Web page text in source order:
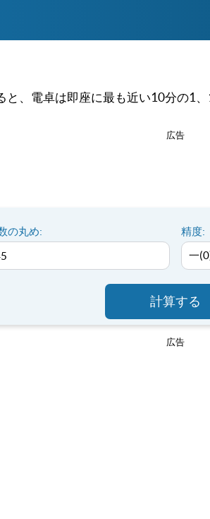
と、電卓は即座に最も近い10分の1
広告
の丸め: 精度:
計算する
広告